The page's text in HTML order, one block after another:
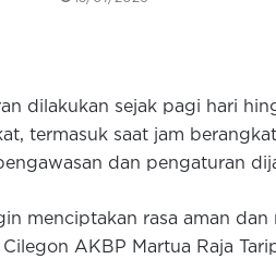
dilakukan sejak pagi hari
termasuk saat jam
dan pengaturan
menciptakan rasa aman
Cilegon AKBP Martua Raja